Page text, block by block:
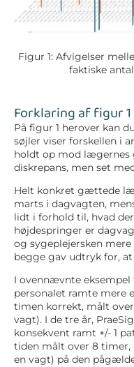
Figur 1: Afvigelser
faktiske
Forklaring af figur 1
På figur 1 herover kan
søjler viser forskellen i
holdt op mod lægernes
diskrepans, men set
Helt konkret gættede
marts i dagvagten,
lidt i forhold til, hvad
højdespringer er
og sygeplejersken
begge gav udtryk for,
I ovennævnte eksempel
personalet ramte mere
timen korrekt, målt
vagt). I de tre år,
konsekvent ramt +/- 1
tiden målt over 8 timer,
en vagt) på den